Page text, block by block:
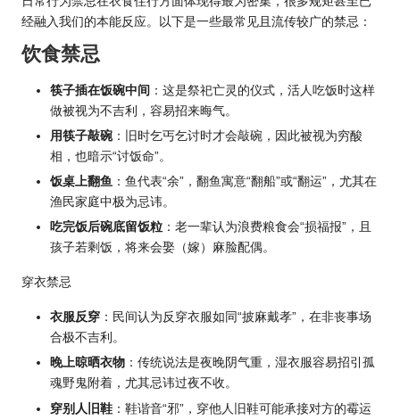
经融入我们的本能反应。以下是一些最常见且流传较广的禁忌：
饮食禁忌
筷子插在饭碗中间 ：这是祭祀亡灵的仪式，活人吃饭时这样
做被视为不吉利，容易招来晦气。
用筷子敲碗 ：旧时乞丐乞讨时才会敲碗，因此被视为穷酸
相，也暗示“讨饭命”。
饭桌上翻鱼 ：鱼代表“余”，翻鱼寓意“翻船”或“翻运”，尤其在
渔民家庭中极为忌讳。
吃完饭后碗底留饭粒 ：老一辈认为浪费粮食会“损福报”，且
孩子若剩饭，将来会娶（嫁）麻脸配偶。
穿衣禁忌
衣服反穿 ：民间认为反穿衣服如同“披麻戴孝”，在非丧事场
合极不吉利。
晚上晾晒衣物 ：传统说法是夜晚阴气重，湿衣服容易招引孤
魂野鬼附着，尤其忌讳过夜不收。
穿别人旧鞋 ：鞋谐音“邪”，穿他人旧鞋可能承接对方的霉运